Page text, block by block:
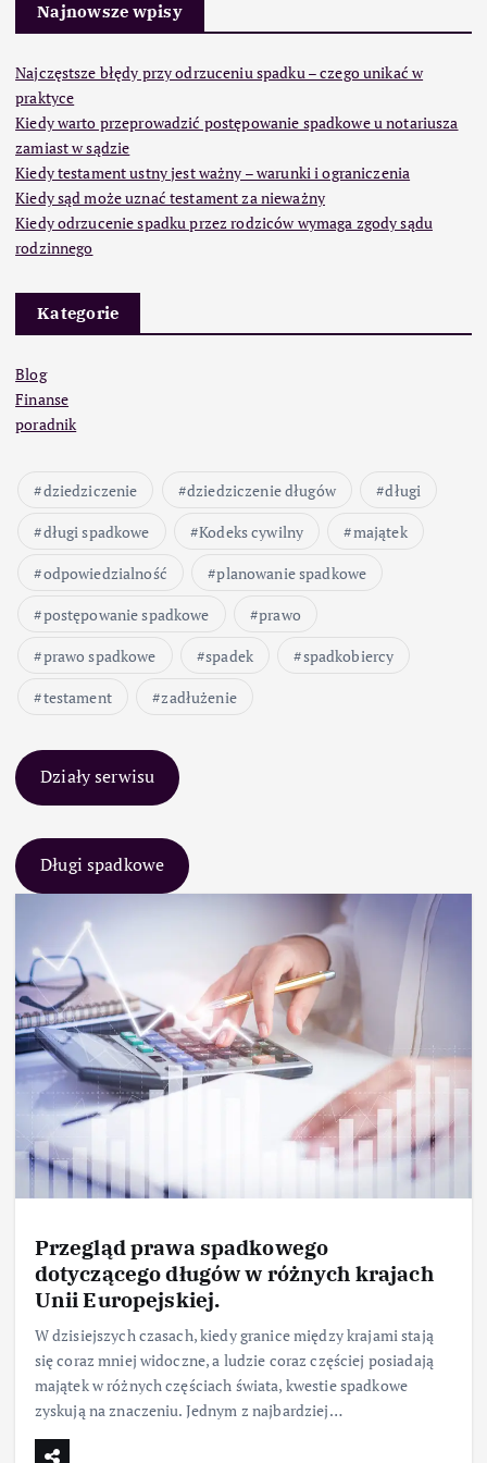
Najnowsze wpisy
Najczęstsze błędy przy odrzuceniu spadku – czego unikać w
praktyce
Kiedy warto przeprowadzić postępowanie spadkowe u notariusza
zamiast w sądzie
Kiedy testament ustny jest ważny – warunki i ograniczenia
Kiedy sąd może uznać testament za nieważny
Kiedy odrzucenie spadku przez rodziców wymaga zgody sądu
rodzinnego
Kategorie
Blog
Finanse
poradnik
dziedziczenie dziedziczenie długów
długi
długi spadkowe
Kodeks cywilny
majątek
odpowiedzialność
planowanie spadkowe
postępowanie spadkowe
prawo
prawo spadkowe
spadek
spadkobiercy
testament
zadłużenie
Działy serwisu
Długi spadkowe
Przegląd prawa spadkowego
dotyczącego długów w różnych krajach
Unii Europejskiej.
W dzisiejszych czasach, kiedy granice między krajami stają
się coraz mniej widoczne, a ludzie coraz częściej posiadają
majątek w różnych częściach świata, kwestie spadkowe
zyskują na znaczeniu. Jednym z najbardziej…